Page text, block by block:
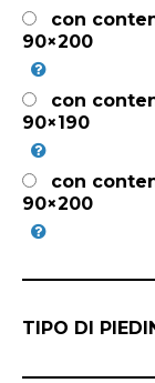
con
90×200
con
90×190
con
90×200
TIPO DI